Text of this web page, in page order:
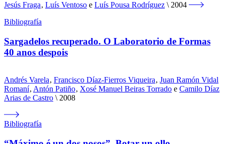
Jesús Fraga, Luís Ventoso e Luís Pousa Rodríguez
2004
Bibliografía
Sargadelos recuperado. O Laboratorio de Formas
40 anos despois
Andrés Varela, Francisco Díaz-Fierros Viqueira, Juan Ramón Vidal
Romaní, Antón Patiño, Xosé Manuel Beiras Torrado e Camilo Díaz
Arias de Castro
2008
Bibliografía